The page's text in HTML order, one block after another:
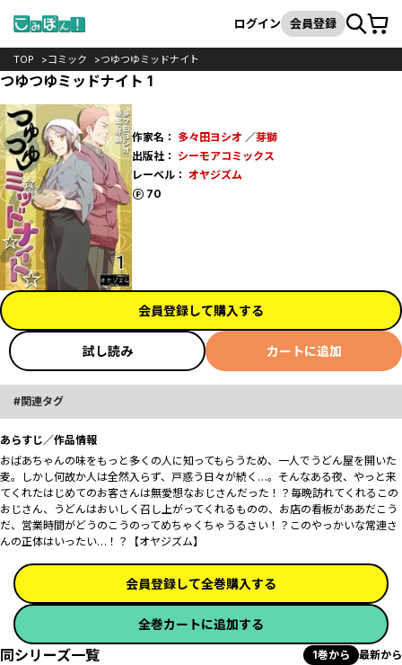
検索
ログイン 会員登録カート
TOP コミック つゆつゆミッドナイト
つゆつゆミッドナイト 1
作家名： 多々田ヨシオ ／芽獅
出版社： シーモアコミックス
レーベル： オヤジズム
70
ポイント
会員登録して購入する
試し読み カートに追加
関連タグ
あらすじ／作品情報
おばあちゃんの味をもっと多くの人に知ってもらうため、一人でうどん屋を開いた
麦。しかし何故か人は全然入らず、戸惑う日々が続く…。そんなある夜、やっと来
てくれたはじめてのお客さんは無愛想なおじさんだった！？毎晩訪れてくれるこの
おじさん、うどんはおいしく召し上がってくれるものの、お店の看板がああだこう
だ、営業時間がどうのこうのってめちゃくちゃうるさい！？このやっかいな常連さ
んの正体はいったい…！？【オヤジズム】
会員登録して全巻購入する
全巻カートに追加する
同シリーズ一覧 1巻から 最新から